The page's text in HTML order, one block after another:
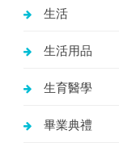
生活
生活用品
生育醫學
畢業典禮